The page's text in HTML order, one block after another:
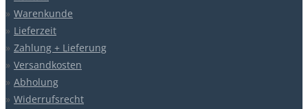
Warenkunde
Lieferzeit
Zahlung + Lieferung
Versandkosten
Abholung
Widerrufsrecht